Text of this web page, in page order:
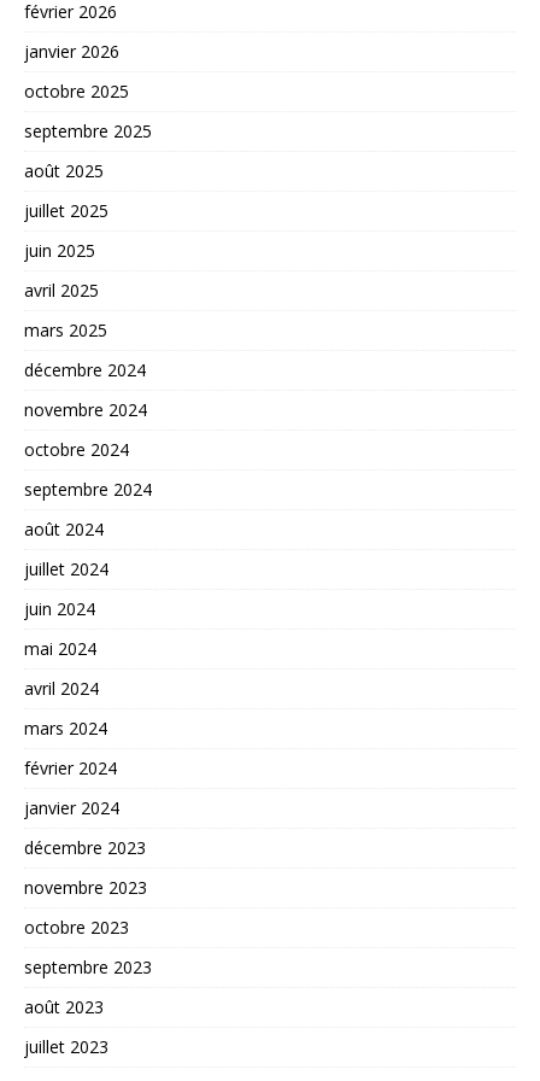
février 2026
janvier 2026
octobre 2025
septembre 2025
août 2025
juillet 2025
juin 2025
avril 2025
mars 2025
décembre 2024
novembre 2024
octobre 2024
septembre 2024
août 2024
juillet 2024
juin 2024
mai 2024
avril 2024
mars 2024
février 2024
janvier 2024
décembre 2023
novembre 2023
octobre 2023
septembre 2023
août 2023
juillet 2023